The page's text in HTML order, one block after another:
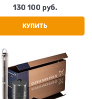
130 100 руб.
КУПИТЬ